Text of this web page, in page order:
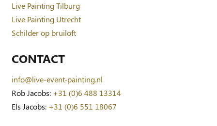
Live Painting Tilburg
Live Painting Utrecht
Schilder op bruiloft
CONTACT
info@live-event-painting.nl
Rob Jacobs: +31 (0)6 488 13314
Els Jacobs: +31 (0)6 551 18067